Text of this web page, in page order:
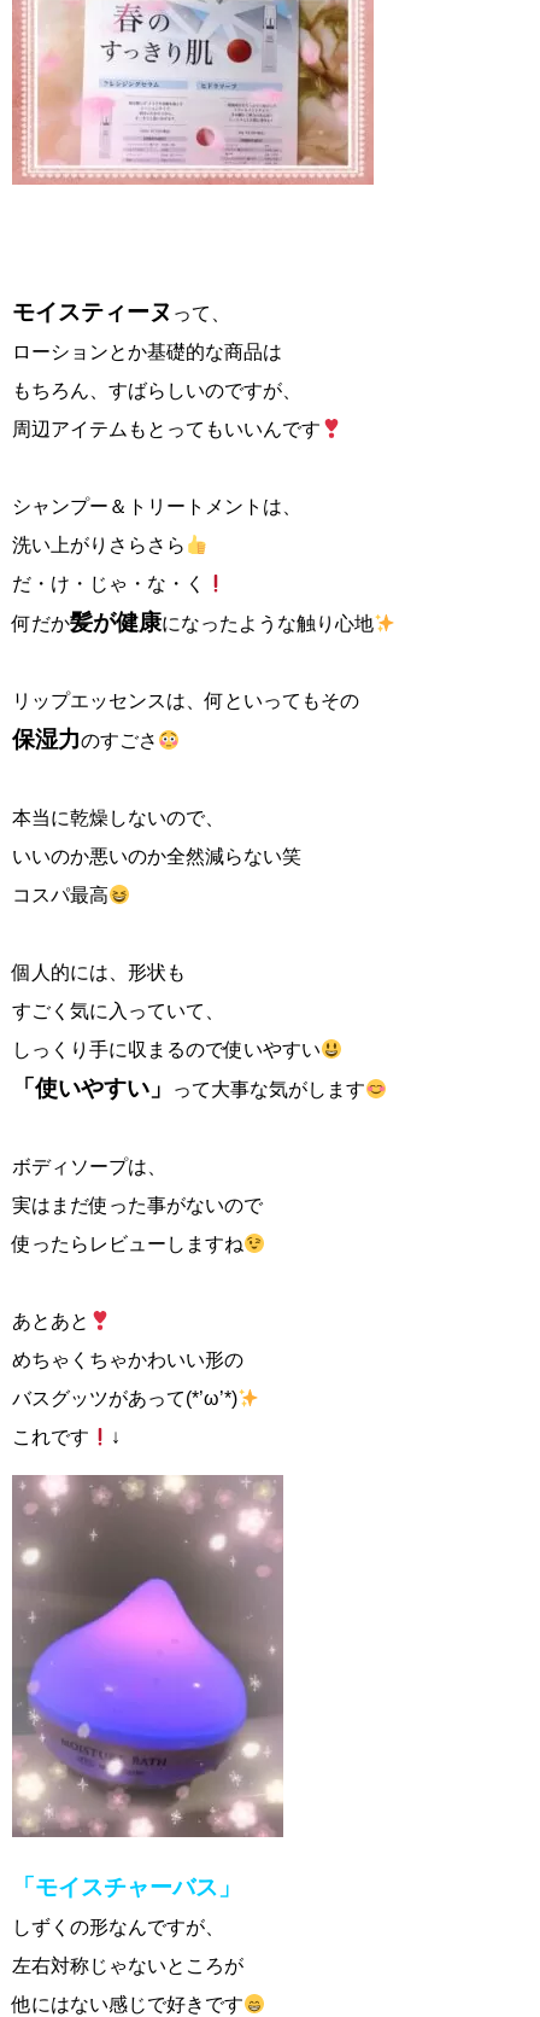
モイスティーヌ って、
ローションとか基礎的な商品は
もちろん、すばらしいのですが、
周辺アイテムもとってもいいんです
シャンプー＆トリートメントは、
洗い上がりさらさら
だ・け・じゃ・な・く
何だか髪が健康になったような触り心地
リップエッセンスは、何といってもその
保湿力のすごさ
本当に乾燥しないので、
いいのか悪いのか全然減らない笑
コスパ最高
個人的には、形状も
すごく気に入っていて、
しっくり手に収まるので使いやすい
「使いやすい」 って大事な気がします
ボディソープは、
実はまだ使った事がないので
使ったらレビューしますね
あとあと
めちゃくちゃかわいい形の
バスグッツがあって(*’ω’*)
これです
↓
「モイスチャーバス」
しずくの形なんですが、
左右対称じゃないところが
他にはない感じで好きです